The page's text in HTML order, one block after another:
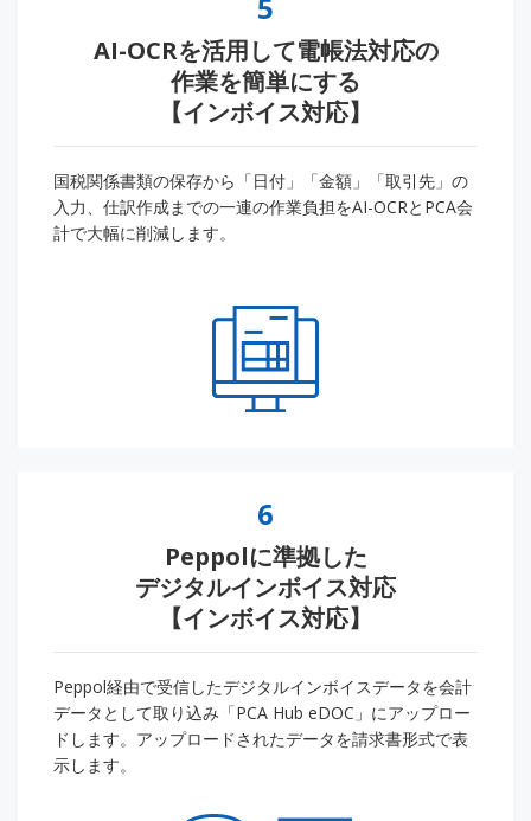
AI-OCRを活用して電帳法対応の
作業を簡単にする
【インボイス対応】
国税関係書類の保存から「日付」「金額」「取引先」の
入力、仕訳作成までの一連の作業負担をAI-OCRとPCA会
計で大幅に削減します。
6
Peppolに準拠した
デジタルインボイス対応
【インボイス対応】
Peppol経由で受信したデジタルインボイスデータを会計
データとして取り込み「PCA Hub eDOC」にアップロー
ドします。アップロードされたデータを請求書形式で表
示します。